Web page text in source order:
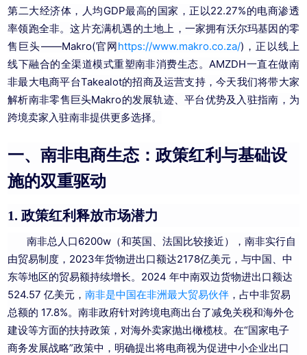
第二大经济体，人均GDP最高的国家，正以22.27%的电商渗透
率领跑全非。这片充满机遇的土地上，一家拥有沃尔玛基因的零
售巨头——Makro(官网https://www.makro.co.za/)，正以线上
线下融合的全渠道模式重塑南非消费生态。AMZDH一直在做南
非最大电商平台Takealot的招商及运营支持，今天我们将带大家
解析南非零售巨头Makro的发展轨迹、平台优势及入驻指南，为
跨境卖家入驻南非提供更多选择。
一、南非电商生态：政策红利与基础设
施的双重驱动
1.政策红利释放市场潜力
南非总人口6200w（和英国、法国比较接近），南非实行自
由贸易制度，2023年货物进出口额达2178亿美元，与中国、中
东等地区的贸易额持续增长。 2024 年中南双边货物进出口额达
524.57 亿美元，南非是中国在非洲最大贸易伙伴 ，占中非贸易
总额的 17.8%。南非政府针对跨境电商出台了减免关税和海外仓
建设等方面的扶持政策，对海外卖家抛出橄榄枝。在“国家电子
商务发展战略”政策中，明确提出将电商视为促进中小企业出口